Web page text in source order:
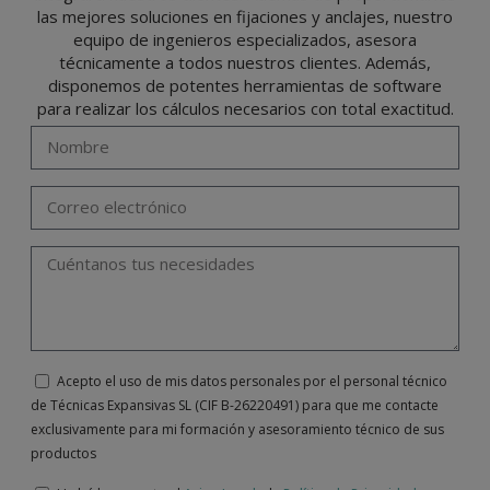
de 2016 enviando una carta a su responsable de tratamiento: Valentín Gómez,
Gerente, junto con la fotocopia de su DNI, a TÉCNICAS EXPANSIVAS SL | P.I. La
Portalada II | c/ Segador 13, 26006 | Logroño (La Rioja) o a través de la dirección de
correo electrónicoinfo@indexfix.com .
las mejores soluciones en fijaciones y anclajes, nuestro
equipo de ingenieros especializados, asesora
técnicamente a todos nuestros clientes. Además,
disponemos de potentes herramientas de software
para realizar los cálculos necesarios con total exactitud.
Acepto el uso de mis datos personales por el personal técnico
de Técnicas Expansivas SL (CIF B-26220491) para que me contacte
exclusivamente para mi formación y asesoramiento técnico de sus
productos